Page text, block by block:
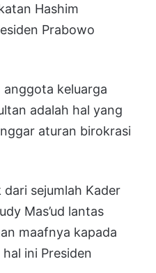
Hashim
Prabowo
anggota keluarga
adalah hal yang
aturan birokrasi
sejumlah Kader
Mas’ud lantas
maafnya kapada
ini Presiden